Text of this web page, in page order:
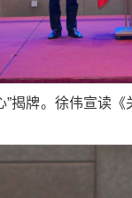
揭牌。徐伟宣读